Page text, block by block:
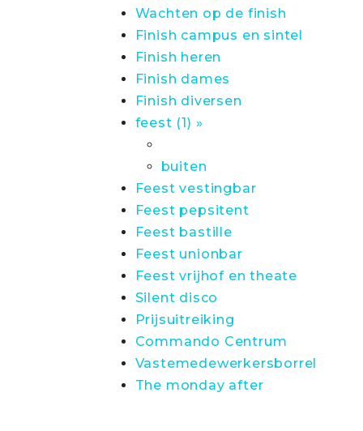
Wachten op de finish
Finish campus en sintel
Finish heren
Finish dames
Finish diversen
feest (1) »
buiten
Feest vestingbar
Feest pepsitent
Feest bastille
Feest unionbar
Feest vrijhof en theate
Silent disco
Prijsuitreiking
Commando Centrum
Vastemedewerkersborrel
The monday after